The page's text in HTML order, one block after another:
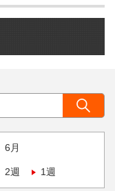
6月
2週 1週